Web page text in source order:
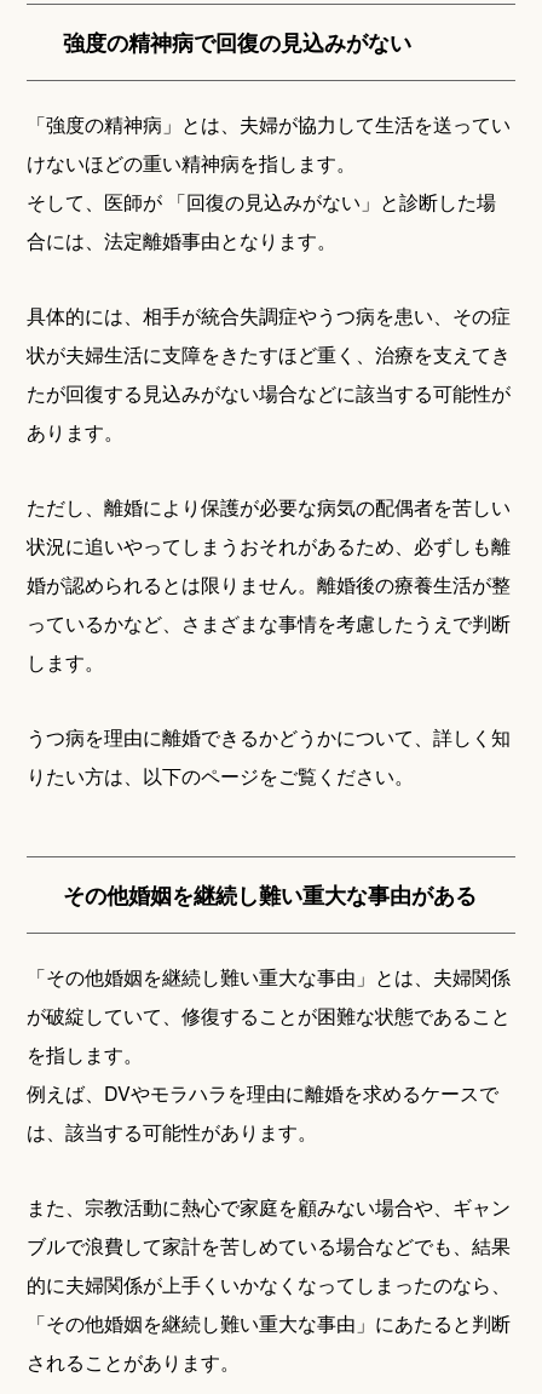
強度の精神病で回復の見込みがない
「強度の精神病」とは、夫婦が協力して生活を送ってい
けないほどの重い精神病を指します。
そして、医師が 「回復の見込みがない」と診断した場
合には、法定離婚事由となります。
具体的には、相手が統合失調症やうつ病を患い、その症
状が夫婦生活に支障をきたすほど重く、治療を支えてき
たが回復する見込みがない場合などに該当する可能性が
あります。
ただし、離婚により保護が必要な病気の配偶者を苦しい
状況に追いやってしまうおそれがあるため、必ずしも離
婚が認められるとは限りません。離婚後の療養生活が整
っているかなど、さまざまな事情を考慮したうえで判断
します。
うつ病を理由に離婚できるかどうかについて、詳しく知
りたい方は、以下のページをご覧ください。
その他婚姻を継続し難い重大な事由がある
「その他婚姻を継続し難い重大な事由」とは、夫婦関係
が破綻していて、修復することが困難な状態であること
を指します。
例えば、DVやモラハラを理由に離婚を求めるケースで
は、該当する可能性があります。
また、宗教活動に熱心で家庭を顧みない場合や、ギャン
ブルで浪費して家計を苦しめている場合などでも、結果
的に夫婦関係が上手くいかなくなってしまったのなら、
「その他婚姻を継続し難い重大な事由」にあたると判断
されることがあります。